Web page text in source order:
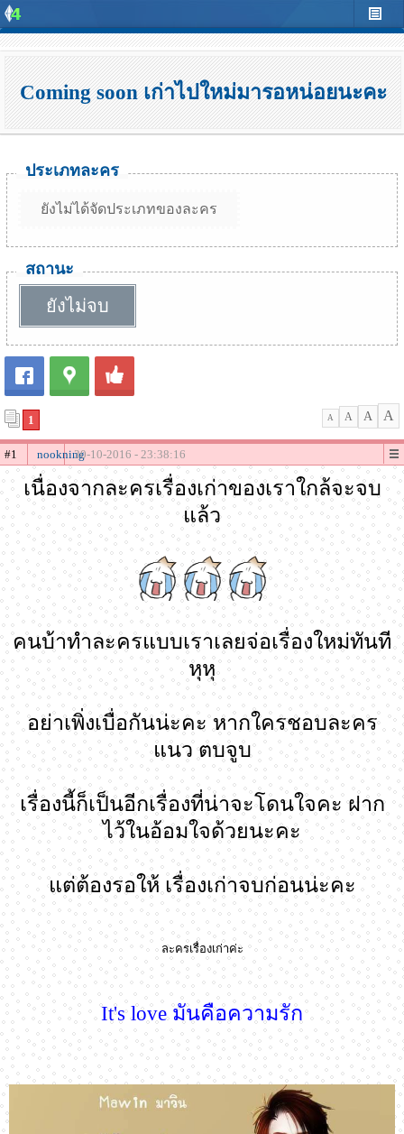
Coming soon เก่าไปใหม่มารอหน่อยนะคะ
ประเภทละคร
ยังไม่ได้จัดประเภทของละคร
สถานะ
ยังไม่จบ
1 A A A A
#1 nookning30-10-2016 - 23:38:16
เนื่องจากละครเรื่องเก่าของเราใกล้จะจบ
แล้ว
คนบ้าทำละครแบบเราเลยจ่อเรื่องใหม่ทันที
หุหุ
อย่าเพิ่งเบื่อกันน่ะคะ หากใครชอบละคร
แนว ตบจูบ
เรื่องนี้ก็เป็นอีกเรื่องที่น่าจะโดนใจคะ ฝาก
ไว้ในอ้อมใจด้วยนะคะ
แต่ต้องรอให้ เรื่องเก่าจบก่อนน่ะคะ
ละครเรื่องเก่าค่ะ
It's love มันคือความรัก